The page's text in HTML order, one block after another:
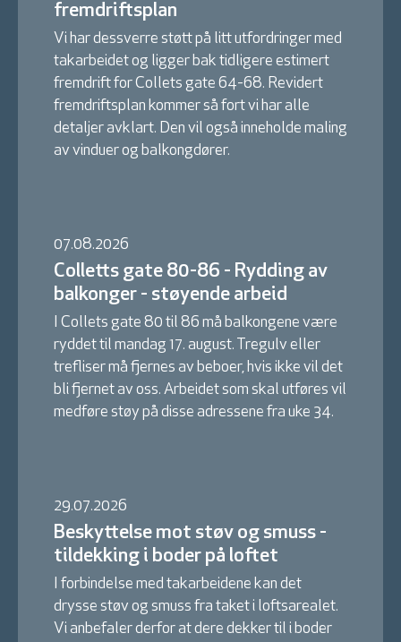
fremdriftsplan
Vi har dessverre støtt på litt utfordringer med
takarbeidet og ligger bak tidligere estimert
fremdrift for Collets gate 64-68. Revidert
fremdriftsplan kommer så fort vi har alle
detaljer avklart. Den vil også inneholde maling
av vinduer og balkongdører.
07.08.2026
Colletts gate 80-86 - Rydding av
balkonger - støyende arbeid
I Collets gate 80 til 86 må balkongene være
ryddet til mandag 17. august. Tregulv eller
trefliser må fjernes av beboer, hvis ikke vil det
bli fjernet av oss. Arbeidet som skal utføres vil
medføre støy på disse adressene fra uke 34.
29.07.2026
Beskyttelse mot støv og smuss -
tildekking i boder på loftet
I forbindelse med takarbeidene kan det
drysse støv og smuss fra taket i loftsarealet.
Vi anbefaler derfor at dere dekker til i boder